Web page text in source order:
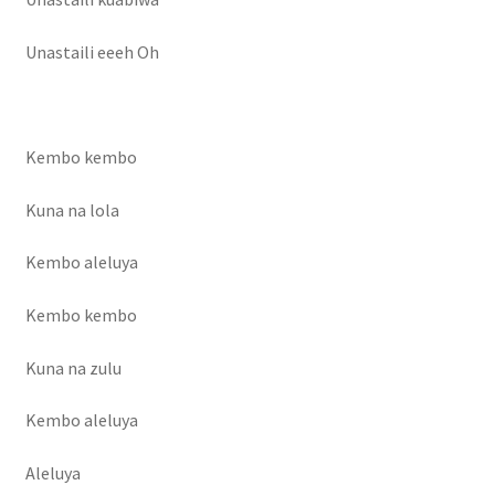
Unastaili eeeh Oh
Kembo kembo
Kuna na lola
Kembo aleluya
Kembo kembo
Kuna na zulu
Kembo aleluya
Aleluya